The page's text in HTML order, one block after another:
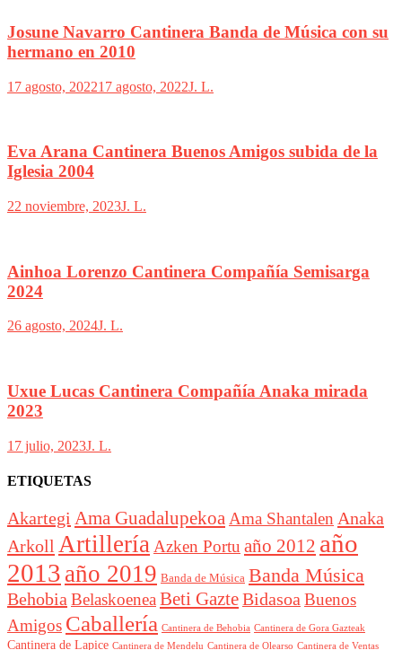
Josune Navarro Cantinera Banda de Música con su
hermano en 2010
17 agosto, 202217 agosto, 2022J. L.
Eva Arana Cantinera Buenos Amigos subida de la
Iglesia 2004
22 noviembre, 2023J. L.
Ainhoa Lorenzo Cantinera Compañía Semisarga
2024
26 agosto, 2024J. L.
Uxue Lucas Cantinera Compañía Anaka mirada
2023
17 julio, 2023J. L.
ETIQUETAS
Akartegi Ama GuadalupekoaAma Shantalen Anaka
Arkoll ArtilleríaAzken Portu año 2012 año
2013 año 2019 Banda de Música Banda Música
BehobiaBelaskoeneaBeti GazteBidasoaBuenos
Amigos Caballería Cantinera de Behobia Cantinera de Gora Gazteak
Cantinera de Lapice Cantinera de Mendelu Cantinera de Olearso Cantinera de Ventas